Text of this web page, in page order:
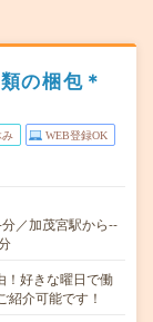
の梱包＊
み WEB登録OK
／加茂宮駅から--
！好きな曜日で働
紹介可能です！